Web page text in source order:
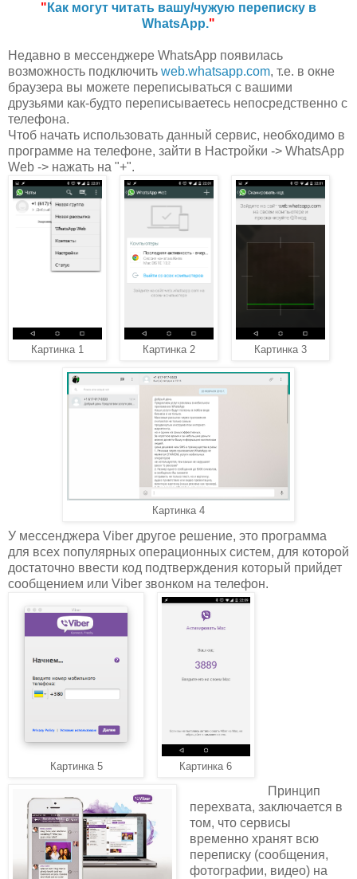
" Как могут читать вашу/чужую переписку в
WhatsApp."
Недавно в мессенджере WhatsApp появилась
возможность подключить web.whatsapp.com, т.е. в окне
браузера вы можете переписываться с вашими
друзьями как-будто переписываетесь непосредственно с
телефона.
Чтоб начать использовать данный сервис, необходимо в
программе на телефоне, зайти в Настройки -> WhatsApp
Web -> нажать на "+".
Картинка 1 Картинка 2 Картинка 3
Картинка 4
У мессенджера Viber другое решение, это программа
для всех популярных операционных систем, для которой
достаточно ввести код подтверждения который прийдет
сообщением или Viber звонком на телефон.
Картинка 5 Картинка 6
Принцип
перехвата, заключается в
том, что сервисы
временно хранят всю
переписку (сообщения,
фотографии, видео) на